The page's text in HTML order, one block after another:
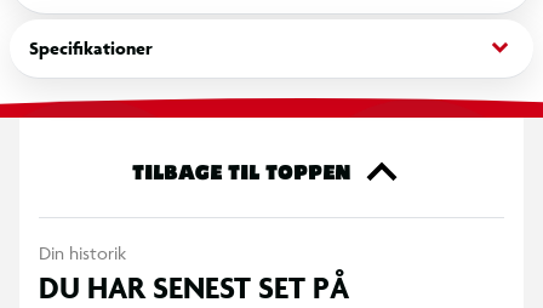
snurrer gennem luften, og gør legen endnu mere
underholdende.
Yoyoen er nem at komme i gang med og passer til både
forbedre koordination og træne hånd-øje-koordination. Den
eller mest kreative trick.
Specifikationer keyboard_arrow_down
TILBAGE TIL TOPPEN
Din historik
DU HAR SENEST SET PÅ